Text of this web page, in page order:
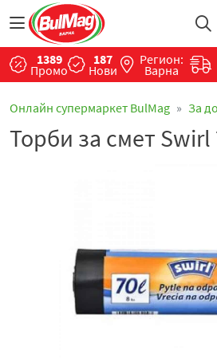
1389
Промо
187
Нови
Регион:
Варна
Онлайн супермаркет BulMag За
Торби за смет Swirl